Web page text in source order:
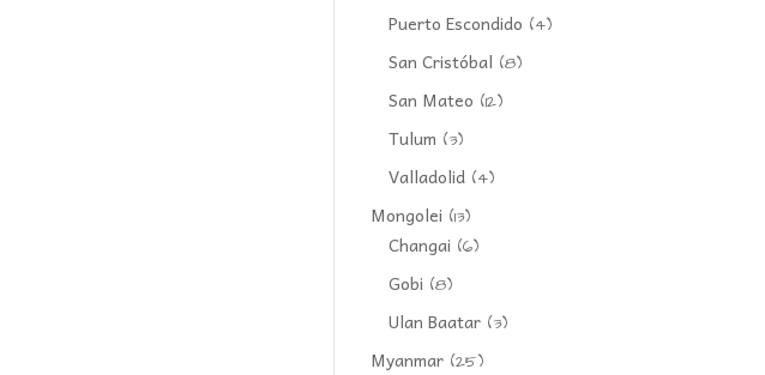
Puerto Escondido (4)
San Cristóbal (8)
San Mateo (12)
Tulum (3)
Valladolid (4)
Mongolei (13)
Changai (6)
Gobi (8)
Ulan Baatar (3)
Myanmar (25)